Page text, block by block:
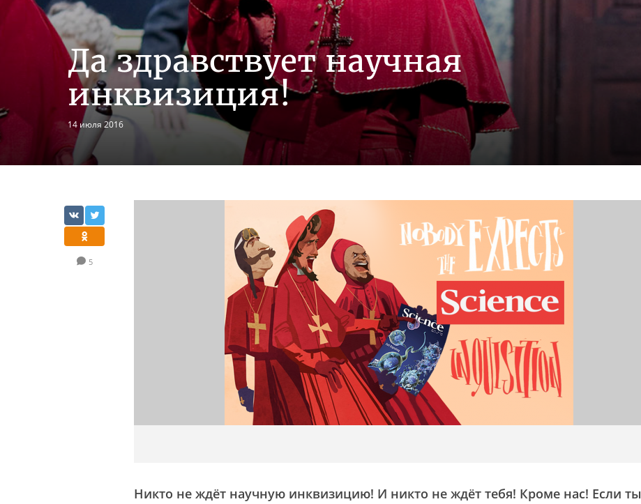
Да здравствует научная
инквизиция!
14 июля 2016
5
Никто не ждёт научную инквизицию! И никто не ждёт тебя! Кроме нас! Если ты